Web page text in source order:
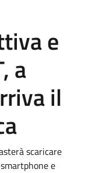
e
a
il
scaricare
e